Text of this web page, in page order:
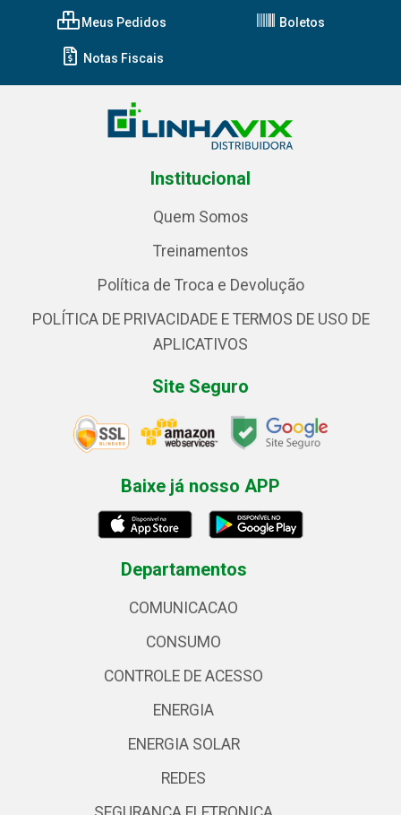
Meus Pedidos Boletos
Notas Fiscais
Institucional
Quem Somos
Treinamentos
Política de Troca e Devolução
POLÍTICA DE PRIVACIDADE E TERMOS DE USO DE
APLICATIVOS
Site Seguro
Baixe já nosso APP
Departamentos
COMUNICACAO
CONSUMO
CONTROLE DE ACESSO
ENERGIA
ENERGIA SOLAR
REDES